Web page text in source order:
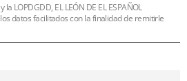
LOPDGDD, EL LEÓN DE EL ESPAÑOL
los datos facilitados con la finalidad de remitirle